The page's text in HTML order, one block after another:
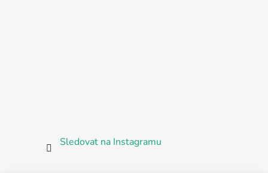
Sledovat na Instagramu